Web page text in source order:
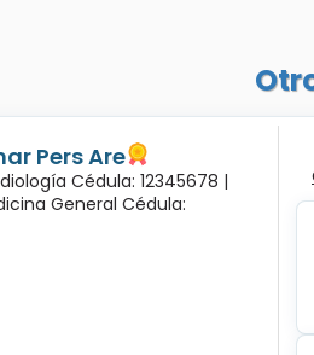
Pers Are
Cédula: 12345678 |
General Cédula: